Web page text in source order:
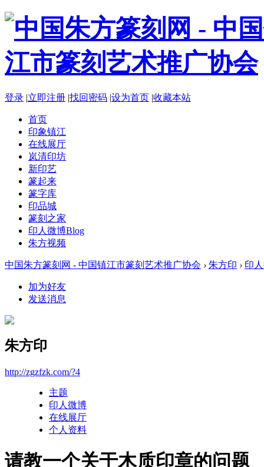
登录 |立即注册 |找回密码 |设为首页 |收藏本站
首页
印象镇江
在线展厅
岚清印坊
新印艺
篆起来
篆字库
印品城
篆刻之家
印人微博Blog
朱方视频
中国朱方篆刻网 - 中国镇江市篆刻艺术推广协会 › 朱方印 › 印
加为好友
发送消息
朱方印
http://zgzfzk.com/?4
主题
印人微博
在线展厅
个人资料
请教一个关于木质印章的问题